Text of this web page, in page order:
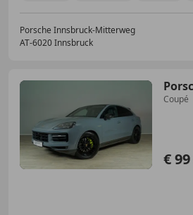
Porsche Innsbruck-Mitterweg
AT-6020 Innsbruck
Coupé
€